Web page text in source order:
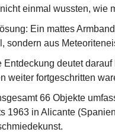
einmal wussten, wie
Ein mattes
sondern aus
Entdeckung deutet
weiter fortgeschritten
66 Objekte
1963 in Alicante